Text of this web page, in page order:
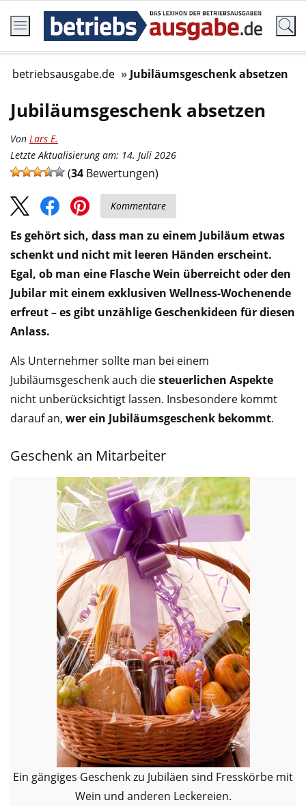
betriebsausgabe.de Jubiläumsgeschenk absetzen
Jubiläumsgeschenk absetzen
Von Lars E.
Letzte Aktualisierung am: 14. Juli 2026
(34 Bewertungen)
Kommentare
Es gehört sich, dass man zu einem Jubiläum etwas
schenkt und nicht mit leeren Händen erscheint.
Egal, ob man eine Flasche Wein überreicht oder den
Jubilar mit einem exklusiven Wellness-Wochenende
erfreut – es gibt unzählige Geschenkideen für diesen
Anlass.
Als Unternehmer sollte man bei einem
Jubiläumsgeschenk auch diesteuerlichen Aspekte
nicht unberücksichtigt lassen. Insbesondere kommt
darauf an, wer ein Jubiläumsgeschenk bekommt.
Geschenk an Mitarbeiter
Ein gängiges Geschenk zu Jubiläen sind Fresskörbe mit
Wein und anderen Leckereien.